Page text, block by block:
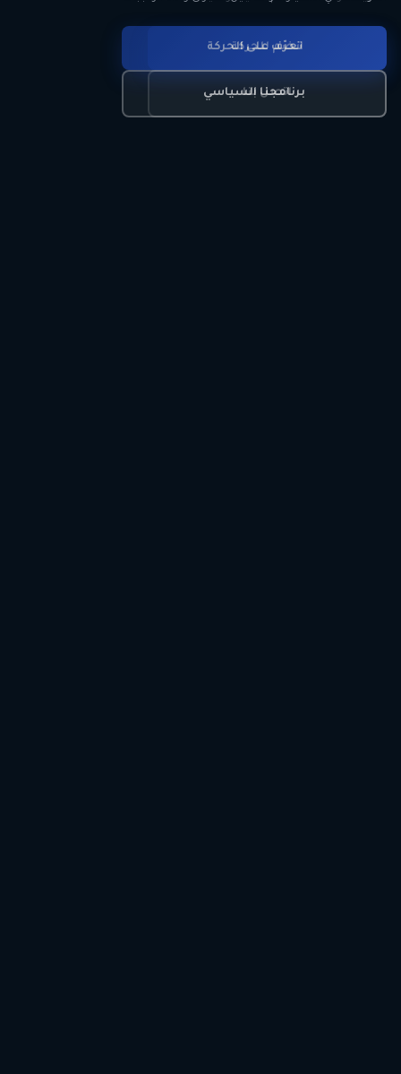
تعرّف على الحركة
برنامجنا السياسي
انضم للحركة
اتصل بنا